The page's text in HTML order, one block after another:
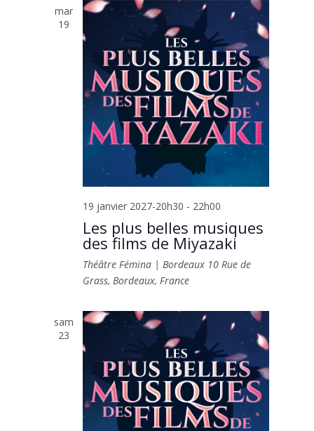
mar
19
19 janvier 2027-20h30 - 22h00
Les plus belles musiques
des films de Miyazaki
Théâtre Fémina | Bordeaux 10 Rue de
Grass, Bordeaux, France
sam
23